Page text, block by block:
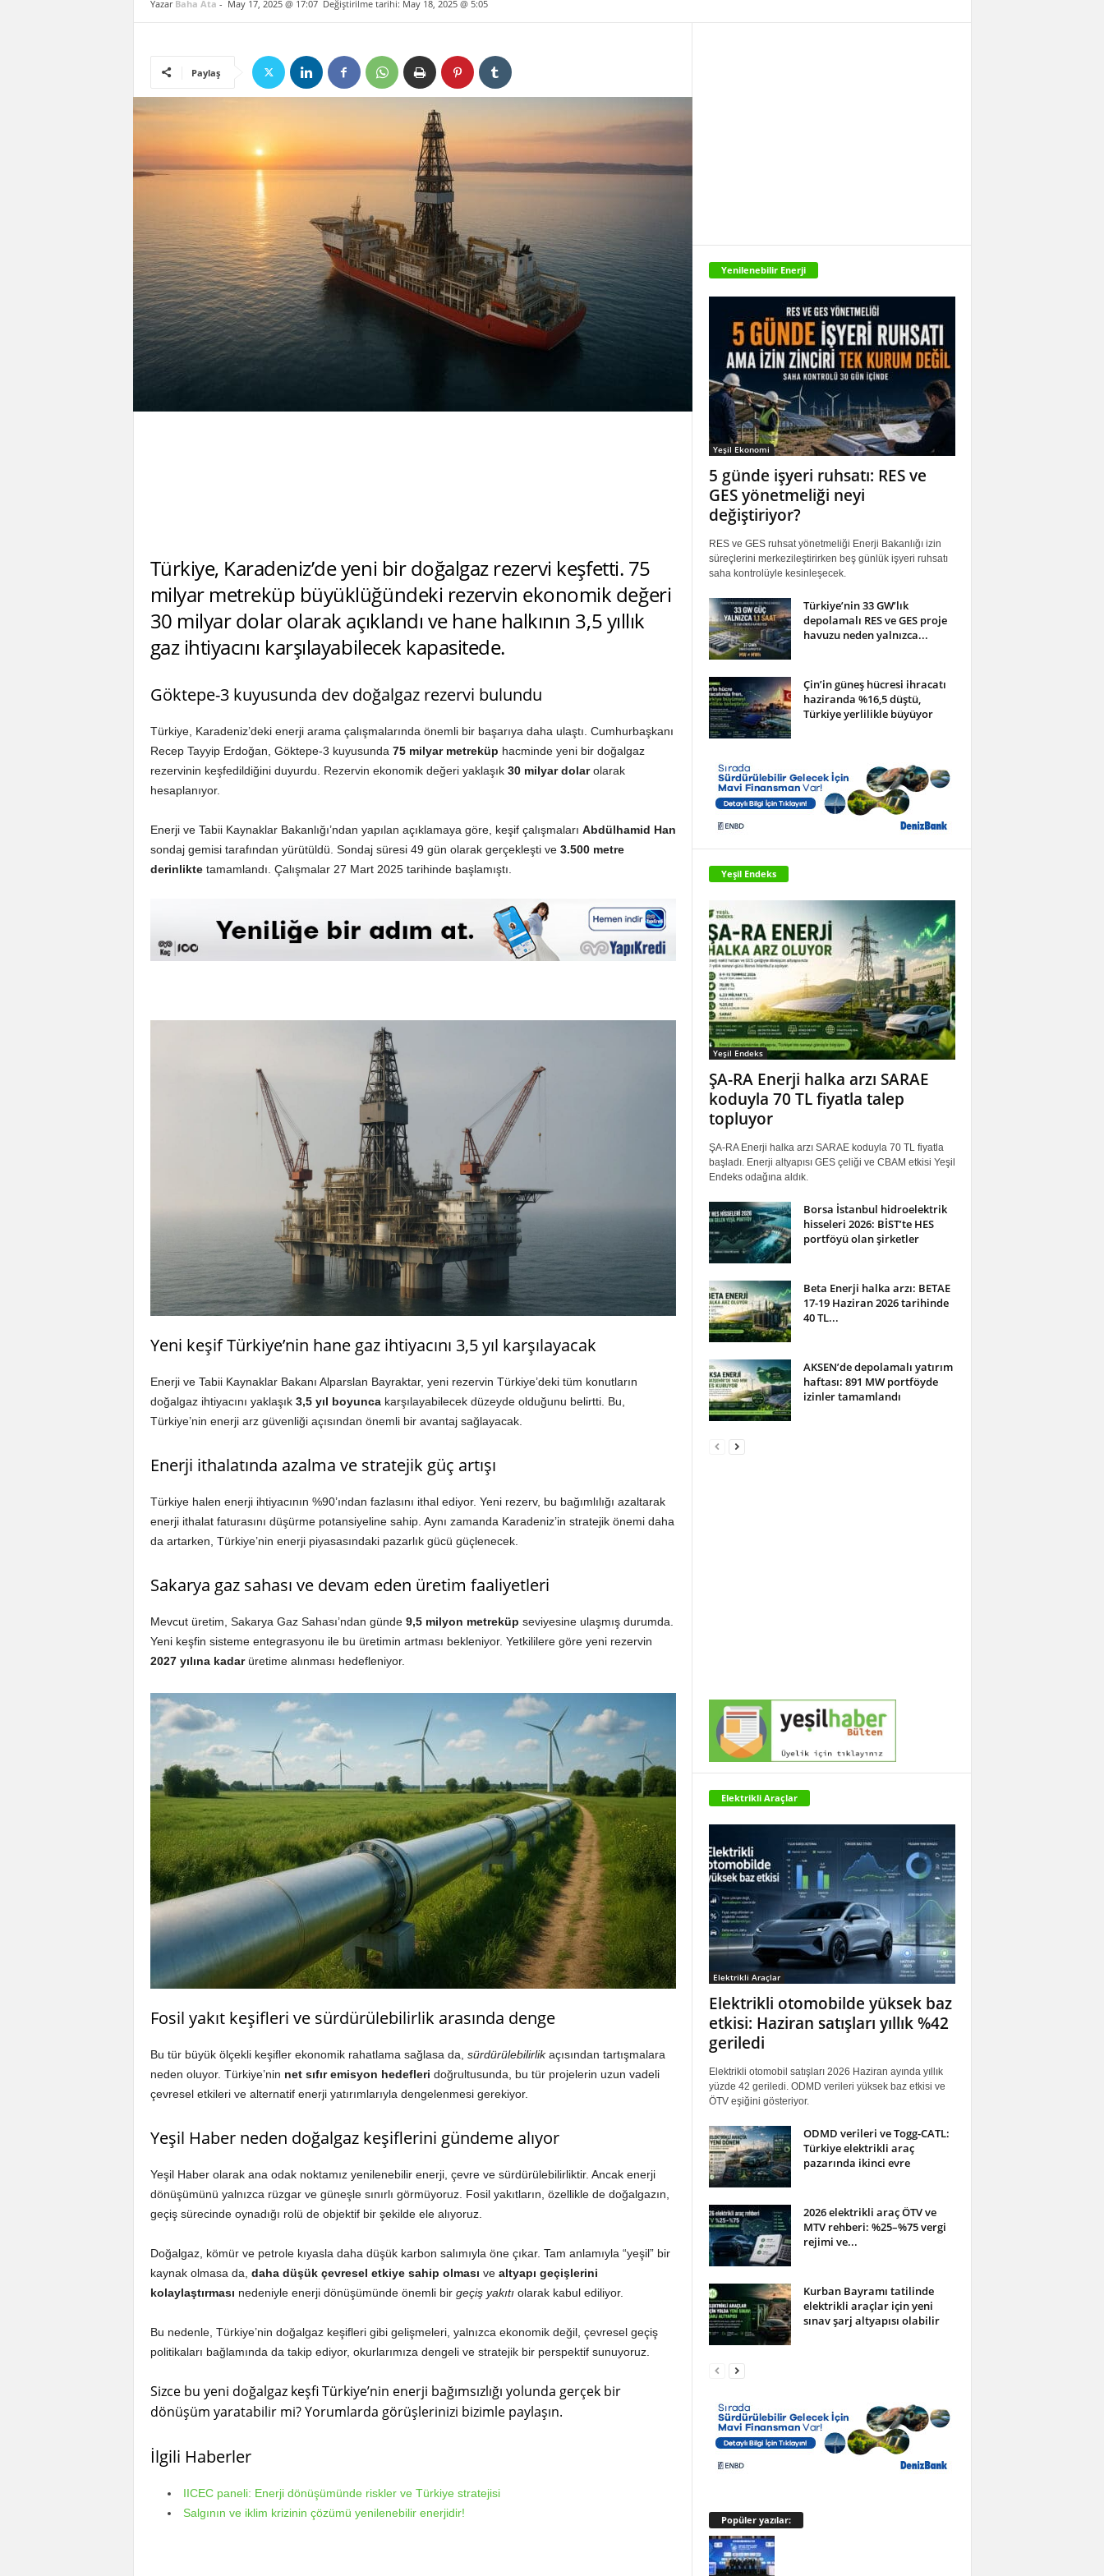
Yazar Baha Ata - May 17, 2025 @ 17:07 Değiştirilme tarihi: May 18, 2025 @ 5:05
Paylaş
Türkiye, Karadeniz’de yeni bir doğalgaz rezervi keşfetti. 75
milyar metreküp büyüklüğündeki rezervin ekonomik değeri
30 milyar dolar olarak açıklandı ve hane halkının 3,5 yıllık
gaz ihtiyacını karşılayabilecek kapasitede.
Göktepe-3 kuyusunda dev doğalgaz rezervi bulundu
Türkiye, Karadeniz’deki enerji arama çalışmalarında önemli bir başarıya daha ulaştı. Cumhurbaşkanı
Recep Tayyip Erdoğan, Göktepe-3 kuyusunda 75 milyar metreküp hacminde yeni bir doğalgaz
rezervinin keşfedildiğini duyurdu. Rezervin ekonomik değeri yaklaşık 30 milyar dolarolarak
hesaplanıyor.
Enerji ve Tabii Kaynaklar Bakanlığı’ndan yapılan açıklamaya göre, keşif çalışmaları Abdülhamid Han
sondaj gemisi tarafından yürütüldü. Sondaj süresi 49 gün olarak gerçekleşti ve 3.500 metre
derinliktetamamlandı. Çalışmalar 27 Mart 2025 tarihinde başlamıştı.
Yeni keşif Türkiye’nin hane gaz ihtiyacını 3,5 yıl karşılayacak
Enerji ve Tabii Kaynaklar Bakanı Alparslan Bayraktar, yeni rezervin Türkiye’deki tüm konutların
doğalgaz ihtiyacını yaklaşık 3,5 yıl boyuncakarşılayabilecek düzeyde olduğunu belirtti. Bu,
Türkiye’nin enerji arz güvenliği açısından önemli bir avantaj sağlayacak.
Enerji ithalatında azalma ve stratejik güç artışı
Türkiye halen enerji ihtiyacının %90’ından fazlasını ithal ediyor. Yeni rezerv, bu bağımlılığı azaltarak
enerji ithalat faturasını düşürme potansiyeline sahip. Aynı zamanda Karadeniz’in stratejik önemi daha
da artarken, Türkiye’nin enerji piyasasındaki pazarlık gücü güçlenecek.
Sakarya gaz sahası ve devam eden üretim faaliyetleri
Mevcut üretim, Sakarya Gaz Sahası’ndan günde 9,5 milyon metreküp seviyesine ulaşmış durumda.
Yeni keşfin sisteme entegrasyonu ile bu üretimin artması bekleniyor. Yetkililere göre yeni rezervin
2027 yılına kadarüretime alınması hedefleniyor.
Fosil yakıt keşifleri ve sürdürülebilirlik arasında denge
Bu tür büyük ölçekli keşifler ekonomik rahatlama sağlasa da, sürdürülebilirlikaçısından tartışmalara
neden oluyor. Türkiye’nin net sıfır emisyon hedefleri doğrultusunda, bu tür projelerin uzun vadeli
çevresel etkileri ve alternatif enerji yatırımlarıyla dengelenmesi gerekiyor.
Yeşil Haber neden doğalgaz keşiflerini gündeme alıyor
Yeşil Haber olarak ana odak noktamız yenilenebilir enerji, çevre ve sürdürülebilirliktir. Ancak enerji
dönüşümünü yalnızca rüzgar ve güneşle sınırlı görmüyoruz. Fosil yakıtların, özellikle de doğalgazın,
geçiş sürecinde oynadığı rolü de objektif bir şekilde ele alıyoruz.
Doğalgaz, kömür ve petrole kıyasla daha düşük karbon salımıyla öne çıkar. Tam anlamıyla “yeşil” bir
kaynak olmasa da, daha düşük çevresel etkiye sahip olması ve altyapı geçişlerini
kolaylaştırması nedeniyle enerji dönüşümünde önemli bir geçiş yakıtıolarak kabul ediliyor.
Bu nedenle, Türkiye’nin doğalgaz keşifleri gibi gelişmeleri, yalnızca ekonomik değil, çevresel geçiş
politikaları bağlamında da takip ediyor, okurlarımıza dengeli ve stratejik bir perspektif sunuyoruz.
Sizce bu yeni doğalgaz keşfi Türkiye’nin enerji bağımsızlığı yolunda gerçek bir
dönüşüm yaratabilir mi? Yorumlarda görüşlerinizi bizimle paylaşın.
İlgili Haberler
IICEC paneli: Enerji dönüşümünde riskler ve Türkiye stratejisi
Salgının ve iklim krizinin çözümü yenilenebilir enerjidir!
Yenilenebilir Enerji
Yeşil Ekonomi
5 günde işyeri ruhsatı: RES ve
GES yönetmeliği neyi
değiştiriyor?
RES ve GES ruhsat yönetmeliği Enerji Bakanlığı izin
süreçlerini merkezileştirirken beş günlük işyeri ruhsatı
saha kontrolüyle kesinleşecek.
Türkiye’nin 33 GW’lık
depolamalı RES ve GES proje
havuzu neden yalnızca...
Çin’in güneş hücresi ihracatı
haziranda %16,5 düştü,
Türkiye yerlilikle büyüyor
Yeşil Endeks
Yeşil Endeks
ŞA-RA Enerji halka arzı SARAE
koduyla 70 TL fiyatla talep
topluyor
ŞA-RA Enerji halka arzı SARAE koduyla 70 TL fiyatla
başladı. Enerji altyapısı GES çeliği ve CBAM etkisi Yeşil
Endeks odağına aldık.
Borsa İstanbul hidroelektrik
hisseleri 2026: BİST’te HES
portföyü olan şirketler
Beta Enerji halka arzı: BETAE
17-19 Haziran 2026 tarihinde
40 TL...
AKSEN’de depolamalı yatırım
haftası: 891 MW portföyde
izinler tamamlandı
Elektrikli Araçlar
Elektrikli Araçlar
Elektrikli otomobilde yüksek baz
etkisi: Haziran satışları yıllık %42
geriledi
Elektrikli otomobil satışları 2026 Haziran ayında yıllık
yüzde 42 geriledi. ODMD verileri yüksek baz etkisi ve
ÖTV eşiğini gösteriyor.
ODMD verileri ve Togg-CATL:
Türkiye elektrikli araç
pazarında ikinci evre
2026 elektrikli araç ÖTV ve
MTV rehberi: %25–%75 vergi
rejimi ve...
Kurban Bayramı tatilinde
elektrikli araçlar için yeni
sınav şarj altyapısı olabilir
Popüler yazılar: